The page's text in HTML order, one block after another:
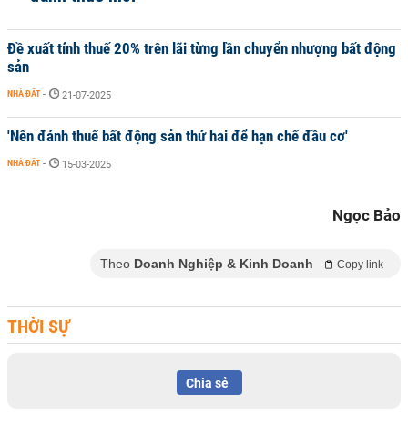
Đề xuất tính thuế 20% trên lãi từng lần chuyển nhượng bất động
sản
NHÀ ĐẤT - 21-07-2025
'Nên đánh thuế bất động sản thứ hai để hạn chế đầu cơ'
NHÀ ĐẤT - 15-03-2025
Ngọc Bảo
Theo Doanh Nghiệp & Kinh Doanh Copy link
THỜI SỰ
Chia sẻ